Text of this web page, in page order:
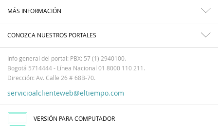
MÁS INFORMACIÓN
CONOZCA NUESTROS PORTALES
Info general del portal: PBX: 57 (1) 2940100.
Bogotá 5714444 - Línea Nacional 01 8000 110 211.
Dirección: Av. Calle 26 # 68B-70.
servicioalclienteweb@eltiempo.com
VERSIÓN PARA COMPUTADOR